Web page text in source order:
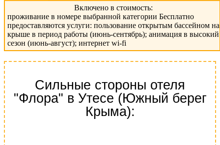
Включено в стоимость:
проживание в номере выбранной категории Бесплатно
предоставляются услуги: пользование открытым бассейном на
крыше в период работы (июнь-сентябрь); анимация в высокий
сезон (июнь-август); интернет wi-fi
Сильные стороны отеля
"Флора" в Утесе (Южный берег
Крыма):